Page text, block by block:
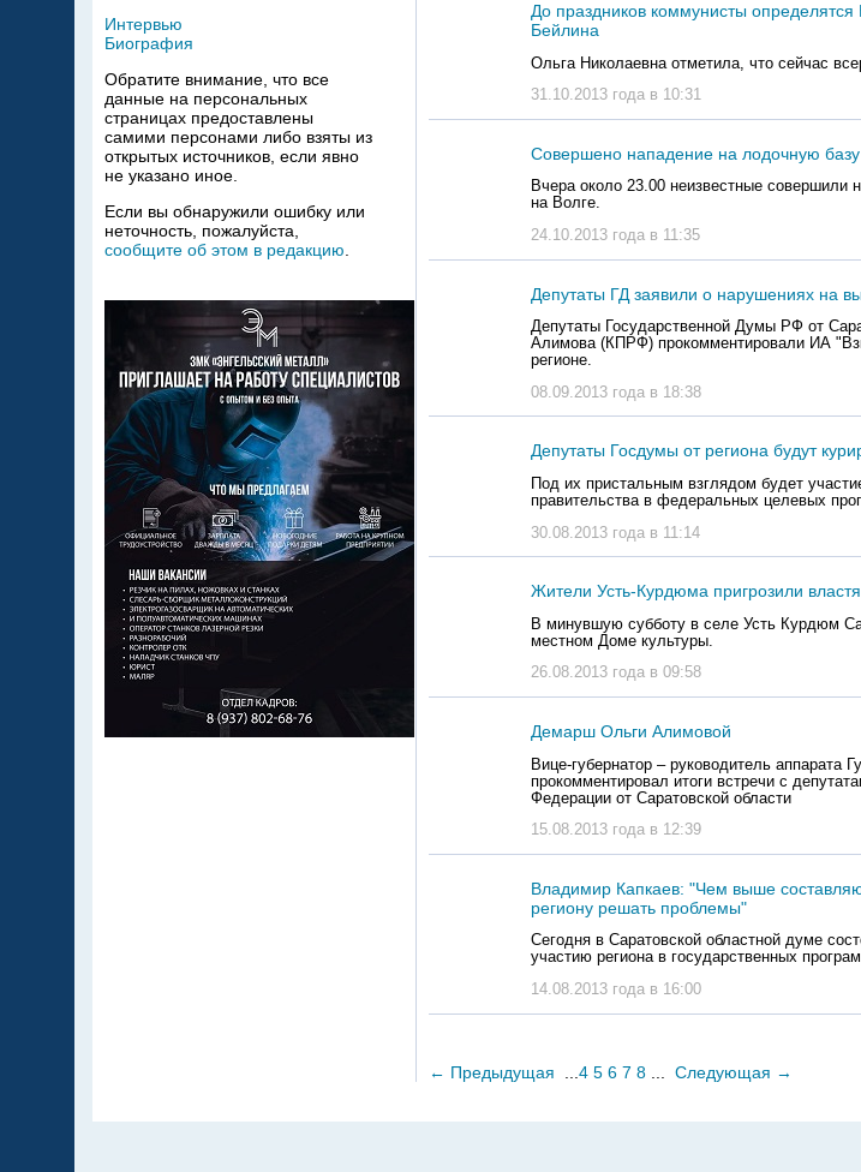
До праздников коммунисты
Бейлина
Ольга Николаевна отметила, что сейчас
31.10.2013 года в 10:31
Совершено нападение на лодочную базу
Вчера около 23.00 неизвестные совершили
на Волге.
24.10.2013 года в 11:35
Депутаты ГД заявили о нарушениях на
Депутаты Государственной Думы РФ от
Алимова (КПРФ) прокомментировали ИА
регионе.
08.09.2013 года в 18:38
Депутаты Госдумы от региона будут
Под их пристальным взглядом будет
правительства в федеральных целевых
30.08.2013 года в 11:14
Жители Усть-Курдюма пригрозили
В минувшую субботу в селе Усть Курдюм
местном Доме культуры.
26.08.2013 года в 09:58
Демарш Ольги Алимовой
Вице-губернатор – руководитель аппарата
прокомментировал итоги встречи с
Федерации от Саратовской области
15.08.2013 года в 12:39
Владимир Капкаев: "Чем выше
региону решать проблемы"
Сегодня в Саратовской областной думе
участию региона в государственных
14.08.2013 года в 16:00
← Предыдущая 4 5 6 7 8 Следующая →
Интервью
Биография
Обратите внимание, что все
данные на персональных
страницах предоставлены
самими персонами либо взяты из
открытых источников, если явно
не указано иное.
Если вы обнаружили ошибку или
неточность, пожалуйста,
сообщите об этом в редакцию